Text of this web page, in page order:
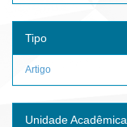
Tipo
Artigo
Unidade Acadêmica